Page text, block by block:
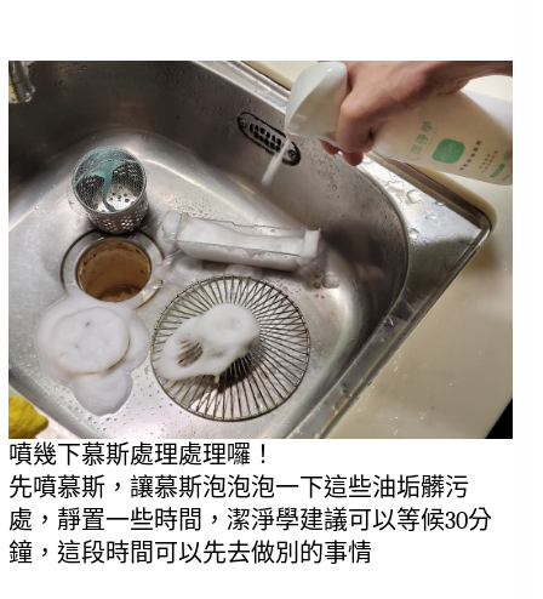
噴幾下慕斯處理處理囉！
先噴慕斯，讓慕斯泡泡泡一下這些油垢髒污
處，靜置一些時間，潔淨學建議可以等候30分
鐘，這段時間可以先去做別的事情